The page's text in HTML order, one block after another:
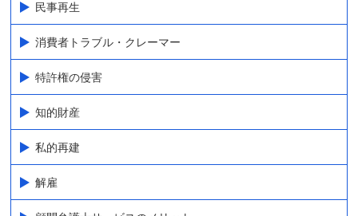
民事再生
消費者トラブル・クレーマー
特許権の侵害
知的財産
私的再建
解雇